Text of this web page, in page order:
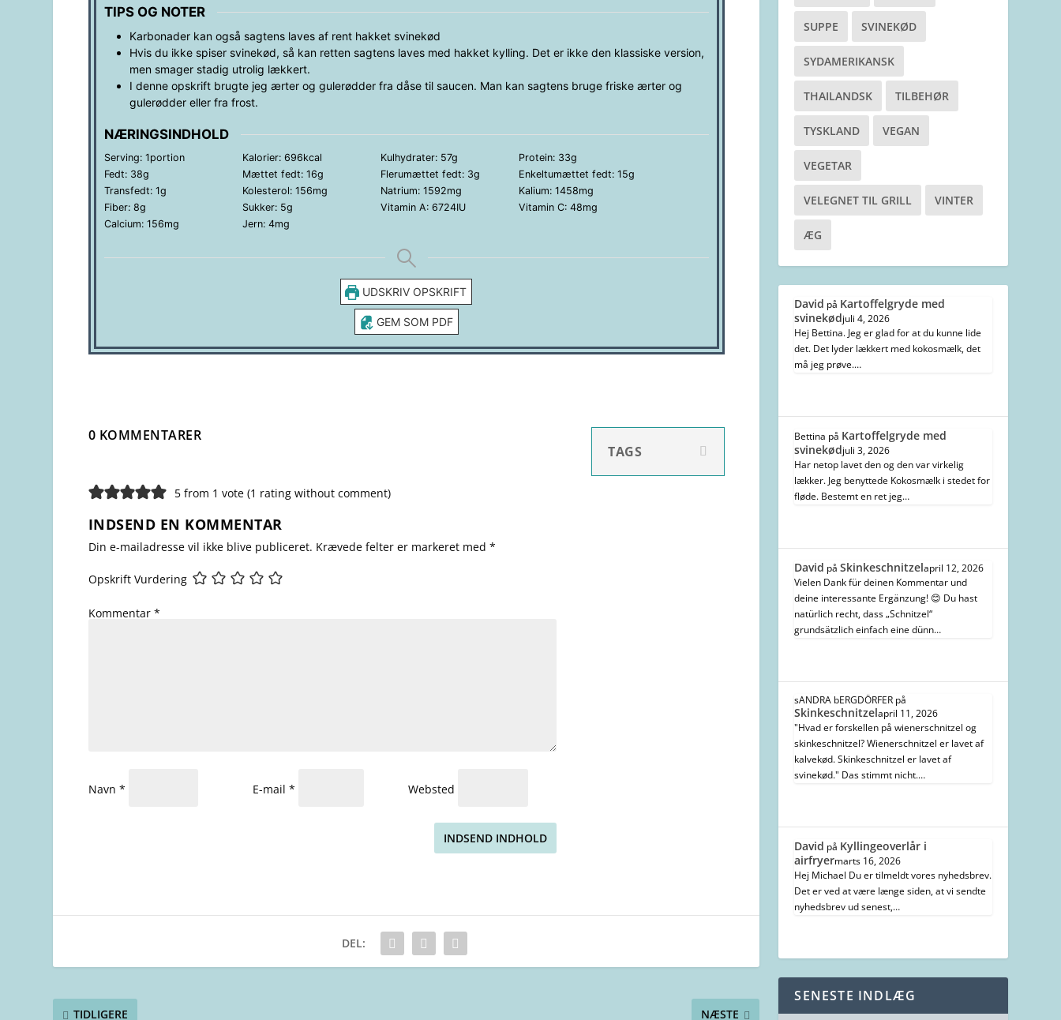
TIPS OG NOTER
Karbonader kan også sagtens laves af rent hakket svinekød
Hvis du ikke spiser svinekød, så kan retten sagtens laves med hakket kylling. Det er ikke den klassiske version,
men smager stadig utrolig lækkert.
I denne opskrift brugte jeg ærter og gulerødder fra dåse til saucen. Man kan sagtens bruge friske ærter og
gulerødder eller fra frost.
NÆRINGSINDHOLD
Serving: 1portion Kalorier: 696kcal Kulhydrater: 57g Protein: 33g
Fedt: 38g Mættet fedt: 16g Flerumættet fedt: 3g Enkeltumættet fedt: 15g
Transfedt: 1g Kolesterol: 156mg Natrium: 1592mg Kalium: 1458mg
Fiber: 8g Sukker: 5g Vitamin A: 6724IU Vitamin C: 48mg
Calcium: 156mg Jern: 4mg
UDSKRIV OPSKRIFT
GEM SOM PDF
0 KOMMENTARER
5 from 1 vote (1 rating without comment)
INDSEND EN KOMMENTAR
Din e-mailadresse vil ikke blive publiceret. Krævede felter er markeret med *
Opskrift Vurdering
Kommentar *
Navn * E-mail * Websted
INDSEND INDHOLD
TAGS
DEL:
TIDLIGERE NÆSTE
SUPPE SVINEKØD
SYDAMERIKANSK
THAILANDSK TILBEHØR
TYSKLAND VEGAN
VEGETAR
VELEGNET TIL GRILL VINTER
ÆG
David på Kartoffelgryde med
svinekødjuli 4, 2026
Hej Bettina. Jeg er glad for at du kunne lide
det. Det lyder lækkert med kokosmælk, det
må jeg prøve.…
Bettina på Kartoffelgryde med
svinekødjuli 3, 2026
Har netop lavet den og den var virkelig
lækker. Jeg benyttede Kokosmælk i stedet for
fløde. Bestemt en ret jeg…
David påSkinkeschnitzelapril 12, 2026
Vielen Dank für deinen Kommentar und
deine interessante Ergänzung! 😊 Du hast
natürlich recht, dass „Schnitzel“
grundsätzlich einfach eine dünn…
sANDRA bERGDÖRFER på
Skinkeschnitzelapril 11, 2026
"Hvad er forskellen på wienerschnitzel og
skinkeschnitzel? Wienerschnitzel er lavet af
kalvekød. Skinkeschnitzel er lavet af
svinekød." Das stimmt nicht.…
David på Kyllingeoverlår i
airfryermarts 16, 2026
Hej Michael Du er tilmeldt vores nyhedsbrev.
Det er ved at være længe siden, at vi sendte
nyhedsbrev ud senest,…
SENESTE INDLÆG